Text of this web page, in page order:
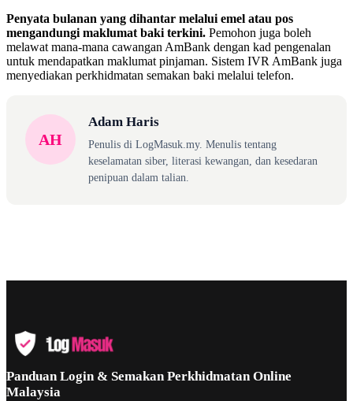
Penyata bulanan yang dihantar melalui emel atau pos
mengandungi maklumat baki terkini. Pemohon juga boleh
melawat mana-mana cawangan AmBank dengan kad pengenalan
untuk mendapatkan maklumat pinjaman. Sistem IVR AmBank juga
menyediakan perkhidmatan semakan baki melalui telefon.
AH
Adam Haris
Penulis di LogMasuk.my. Menulis tentang
keselamatan siber, literasi kewangan, dan kesedaran
penipuan dalam talian.
Panduan Login & Semakan Perkhidmatan Online
Malaysia